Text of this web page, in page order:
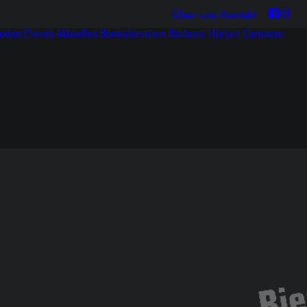
Über uns Kontakt
Events Aktuelles Bonusbierchen Bottcast H(e)art Cartoons